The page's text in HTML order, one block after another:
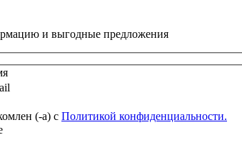
и выгодные предложения
(-а) с Политикой конфиденциальности.